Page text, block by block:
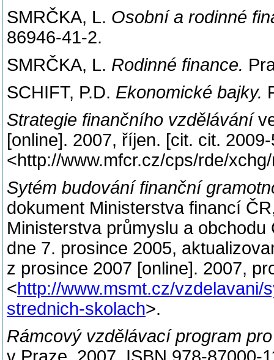
SMRČKA, L. Osobní a rodinné
86946-41-2.
SMRČKA, L. Rodinné finance.
SCHIFT, P.D. Ekonomické bajky.
Strategie finančního vzdělávání
[online]. 2007, říjen. [cit. cit.
<http://www.mfcr.cz/cps/rde/
Sytém budování finanční
dokument Ministerstva financí
Ministerstva průmyslu a
dne 7. prosince 2005,
z prosince 2007 [online]. 2007,
<http://www.msmt.cz/
strednich-skolach>.
Rámcový vzdělávací program